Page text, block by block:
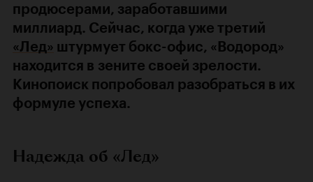
продюсерами, заработавшими
миллиард. Сейчас, когда уже третий
«Лед» штурмует бокс-офис, «Водород»
находится в зените своей зрелости.
Кинопоиск попробовал разобраться в их
формуле успеха.
Надежда об «Лед»